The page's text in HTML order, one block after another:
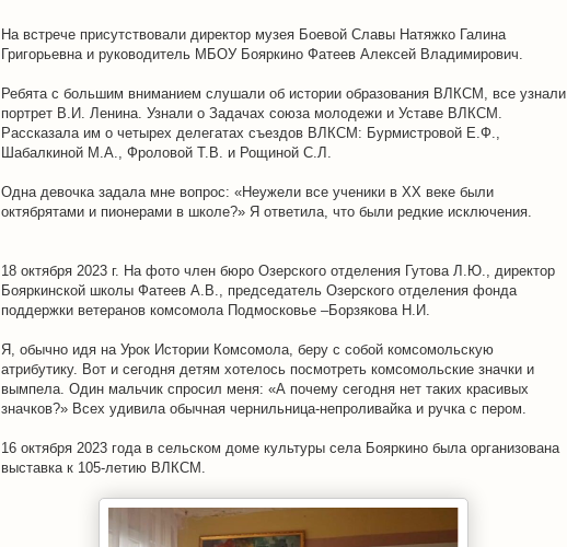
На встрече присутствовали директор музея Боевой Славы Натяжко Галина
Григорьевна и руководитель МБОУ Бояркино Фатеев Алексей Владимирович.
Ребята с большим вниманием слушали об истории образования ВЛКСМ, все узнали
портрет В.И. Ленина. Узнали о Задачах союза молодежи и Уставе ВЛКСМ.
Рассказала им о четырех делегатах съездов ВЛКСМ: Бурмистровой Е.Ф.,
Шабалкиной М.А., Фроловой Т.В. и Рощиной С.Л.
Одна девочка задала мне вопрос: «Неужели все ученики в ХХ веке были
октябрятами и пионерами в школе?» Я ответила, что были редкие исключения.
18 октября 2023 г. На фото член бюро Озерского отделения Гутова Л.Ю., директор
Бояркинской школы Фатеев А.В., председатель Озерского отделения фонда
поддержки ветеранов комсомола Подмосковье –Борзякова Н.И.
Я, обычно идя на Урок Истории Комсомола, беру с собой комсомольскую
атрибутику. Вот и сегодня детям хотелось посмотреть комсомольские значки и
вымпела. Один мальчик спросил меня: «А почему сегодня нет таких красивых
значков?» Всех удивила обычная чернильница-непроливайка и ручка с пером.
16 октября 2023 года в сельском доме культуры села Бояркино была организована
выставка к 105-летию ВЛКСМ.